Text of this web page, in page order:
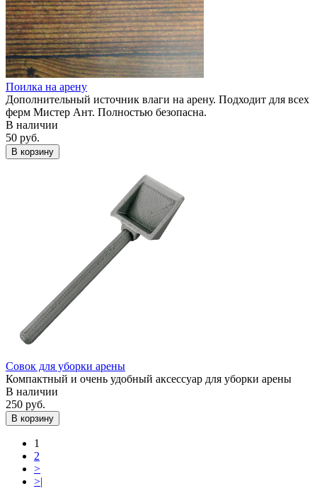
Поилка на арену
Дополнительный источник влаги на арену. Подходит для всех
ферм Мистер Ант. Полностью безопасна.
В наличии
50 руб.
В корзину
Совок для уборки арены
Компактный и очень удобный аксессуар для уборки арены
В наличии
250 руб.
В корзину
1
2
>
>|